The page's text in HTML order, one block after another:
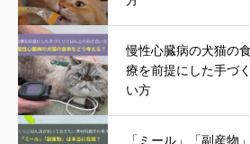
慢性心臓病の犬猫の
療を前提にした手づ
い方
「ミール」「副産物